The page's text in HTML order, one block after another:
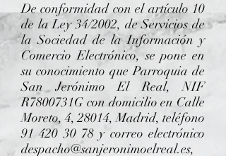
De conformidad con el artículo 10
de la Ley 34/2002, de Servicios de
la Sociedad de la Información y
Comercio Electrónico, se pone en
su conocimiento que Parroquia de
San Jerónimo El Real, NIF
R7800731G con domicilio en Calle
Moreto, 4, 28014, Madrid, teléfono
91 420 30 78 y correo electrónico
despacho@sanjeronimoelreal.es,